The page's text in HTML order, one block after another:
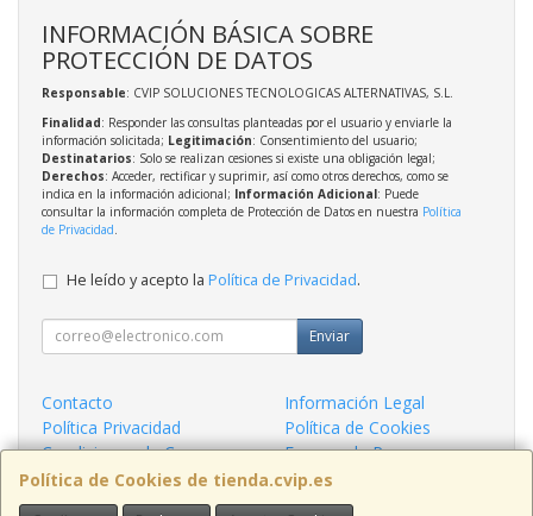
Política de Cookies de tienda.cvip.es
INFORMACIÓN BÁSICA SOBRE
PROTECCIÓN DE DATOS
Responsable: CVIP SOLUCIONES TECNOLOGICAS ALTERNATIVAS, S.L.
Finalidad: Responder las consultas planteadas por el usuario y enviarle la
información solicitada; Legitimación: Consentimiento del usuario;
Destinatarios: Solo se realizan cesiones si existe una obligación legal;
Derechos: Acceder, rectificar y suprimir, así como otros derechos, como se
indica en la información adicional; Información Adicional: Puede
consultar la información completa de Protección de Datos en nuestra Política
de Privacidad
He leído y acepto la Política de Privacidad.
Enviar
Contacto
Información Legal
Política Privacidad
Política de Cookies
Condiciones de Compra
Formas de Pago
¿Quienes Somos?